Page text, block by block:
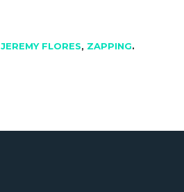
JEREMY FLORES, ZAPPING.